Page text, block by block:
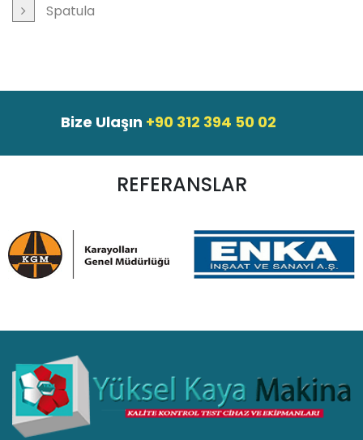
Spatula
Bize Ulaşın +90 312 394 50 02
REFERANSLAR